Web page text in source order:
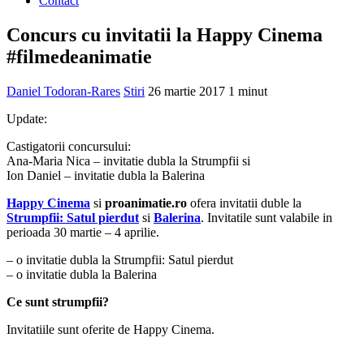
Concurs cu invitatii la Happy Cinema
#filmedeanimatie
Daniel Todoran-Rares Stiri 26 martie 2017 1 minut
Update:
Castigatorii concursului:
Ana-Maria Nica – invitatie dubla la Strumpfii si
Ion Daniel – invitatie dubla la Balerina
Happy Cinema si proanimatie.ro ofera invitatii duble la
Strumpfii: Satul pierdut si Balerina. Invitatile sunt valabile in
perioada 30 martie – 4 aprilie.
– o invitatie dubla la Strumpfii: Satul pierdut
– o invitatie dubla la Balerina
Ce sunt strumpfii?
Invitatiile sunt oferite de Happy Cinema.